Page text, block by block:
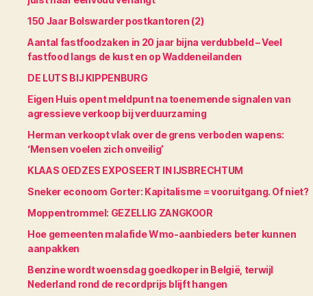
150 Jaar Bolswarder postkantoren (2)
Aantal fastfoodzaken in 20 jaar bijna verdubbeld – Veel
fastfood langs de kust en op Waddeneilanden
DE LUTS BIJ KIPPENBURG
Eigen Huis opent meldpunt na toenemende signalen van
agressieve verkoop bij verduurzaming
Herman verkoopt vlak over de grens verboden wapens:
‘Mensen voelen zich onveilig’
KLAAS OEDZES EXPOSEERT IN IJSBRECHTUM
Sneker econoom Gorter: Kapitalisme = vooruitgang. Of niet?
Moppentrommel: GEZELLIG ZANGKOOR
Hoe gemeenten malafide Wmo-aanbieders beter kunnen
aanpakken
Benzine wordt woensdag goedkoper in België, terwijl
Nederland rond de recordprijs blijft hangen